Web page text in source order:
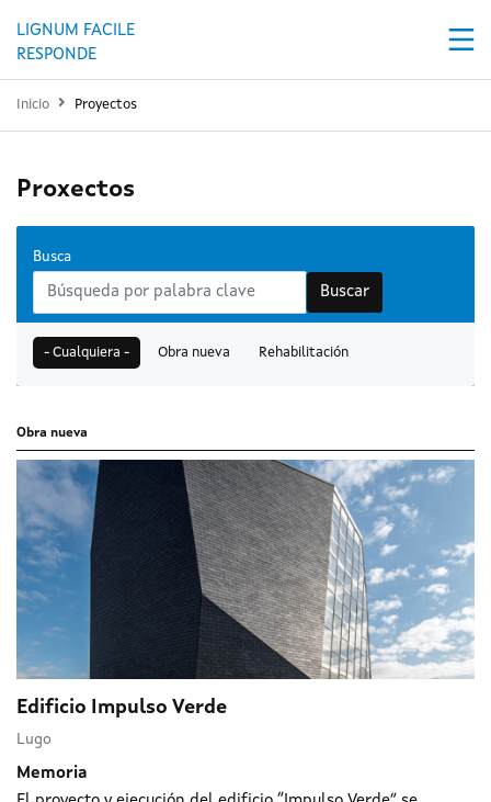
LIGNUM FACILE
RESPONDE
Inicio Proyectos
Proxectos
Busca
- Cualquiera - Obra nueva Rehabilitación
Buscar
Obra nueva
Edificio Impulso Verde
Lugo
Memoria